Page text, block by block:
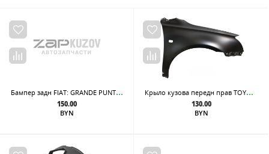
Бам
пер задн FIAT: GRANDE PUNTO 2005-2009 (Страна производства: ТУРЦИЯ)
150.00
BYN
Кры
ло кузова передн прав TOYOTA: AVENSIS 03-05
130.00
BYN